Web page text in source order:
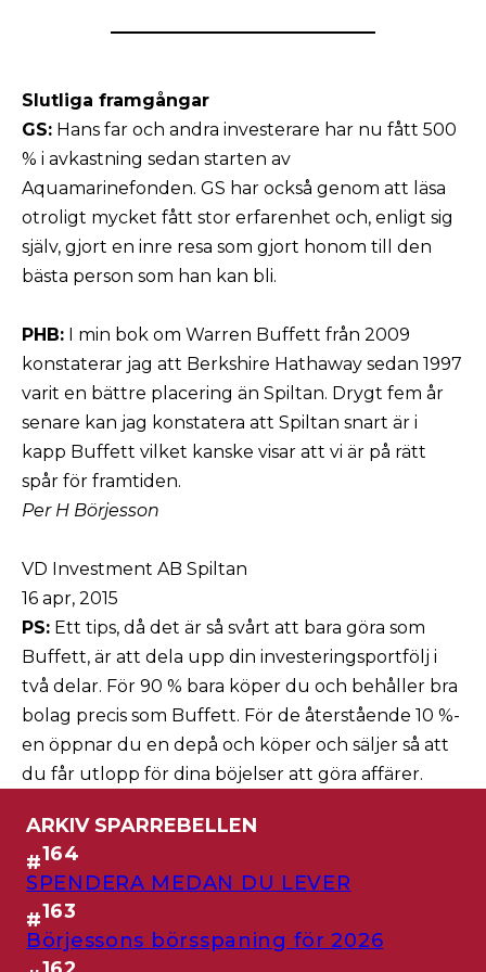
Slutliga framgångar
GS: Hans far och andra investerare har nu fått 500
% i avkastning sedan starten av
Aquamarinefonden. GS har också genom att läsa
otroligt mycket fått stor erfarenhet och, enligt sig
själv, gjort en inre resa som gjort honom till den
bästa person som han kan bli.
PHB: I min bok om Warren Buffett från 2009
konstaterar jag att Berkshire Hathaway sedan 1997
varit en bättre placering än Spiltan. Drygt fem år
senare kan jag konstatera att Spiltan snart är i
kapp Buffett vilket kanske visar att vi är på rätt
spår för framtiden.
Per H Börjesson
VD Investment AB Spiltan
16 apr, 2015
PS: Ett tips, då det är så svårt att bara göra som
Buffett, är att dela upp din investeringsportfölj i
två delar. För 90 % bara köper du och behåller bra
bolag precis som Buffett. För de återstående 10 %-
en öppnar du en depå och köper och säljer så att
du får utlopp för dina böjelser att göra affärer.
ARKIV SPARREBELLEN
#164
SPENDERA MEDAN DU LEVER
#163
Börjessons börsspaning för 2026